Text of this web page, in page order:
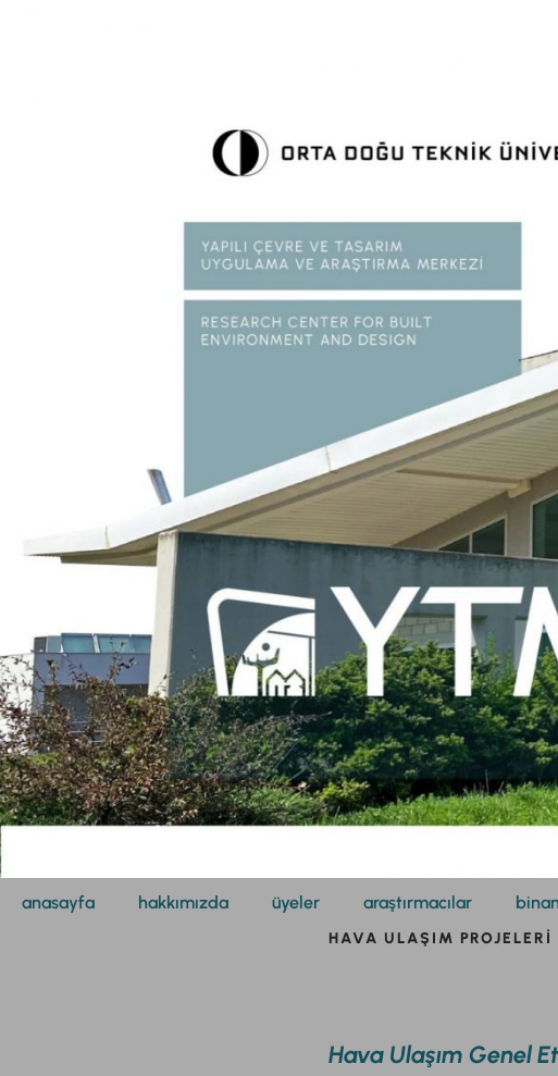
anasayfa hakkımızda üyeler araştırmacılar
HAVA ULAŞIM PROJELERI
Hava Ulaşım Genel